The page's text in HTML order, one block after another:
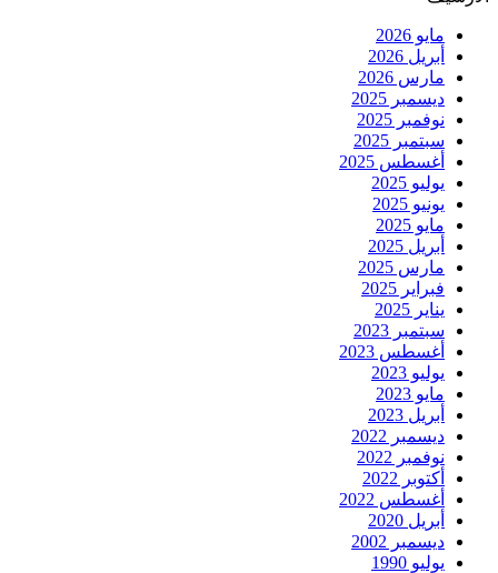
مايو 2026
أبريل 2026
مارس 2026
ديسمبر 2025
نوفمبر 2025
سبتمبر 2025
أغسطس 2025
يوليو 2025
يونيو 2025
مايو 2025
أبريل 2025
مارس 2025
فبراير 2025
يناير 2025
سبتمبر 2023
أغسطس 2023
يوليو 2023
مايو 2023
أبريل 2023
ديسمبر 2022
نوفمبر 2022
أكتوبر 2022
أغسطس 2022
أبريل 2020
ديسمبر 2002
يوليو 1990